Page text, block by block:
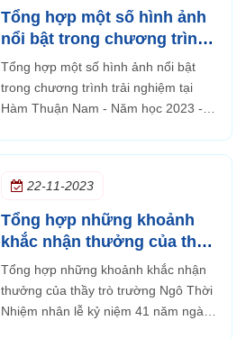
Tổng hợp một số hình ảnh
nổi bật trong chương trình
trải nghiệm tại Hàm Thuận
Nam - Năm học 2023 - 2024
Đoàn khối 12 CS TP.HCM
Tổng hợp một số hình ảnh nổi bật
trong chương trình trải nghiệm tại
Hàm Thuận Nam - Năm học 2023 -
22-11-2023
Tổng hợp những khoảnh
khắc nhận thưởng của thầy
trò trường Ngô Thời Nhiệm
nhân lễ kỷ niệm 41 năm
ngày nhà giáo Việt Nam
Tổng hợp những khoảnh khắc nhận
thưởng của thầy trò trường Ngô Thời
Nhiệm nhân lễ kỷ niệm 41 năm ngày